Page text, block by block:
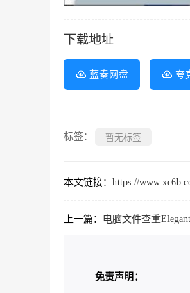
下载地址
蓝奏网盘 夸
标签： 暂无标签
本文链接： https://
上一篇： 电脑文件查重
免责声明：